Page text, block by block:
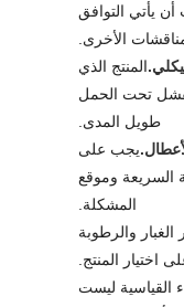
يأتي التوافق
الأخرى.
المنتج الذي
تحت الحمل
طويل المدى.
يجب على
السريعة وموقع
المشكلة.
الغبار والرطوبة
اختيار المنتج.
القياسية ليست